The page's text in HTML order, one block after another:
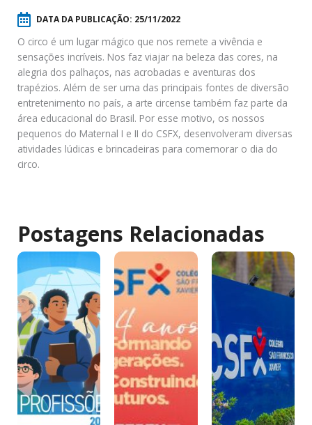
DATA DA PUBLICAÇÃO: 25/11/2022
O circo é um lugar mágico que nos remete a vivência e
sensações incríveis. Nos faz viajar na beleza das cores, na
alegria dos palhaços, nas acrobacias e aventuras dos
trapézios. Além de ser uma das principais fontes de diversão
entretenimento no país, a arte circense também faz parte da
área educacional do Brasil. Por esse motivo, os nossos
pequenos do Maternal I e II do CSFX, desenvolveram diversas
atividades lúdicas e brincadeiras para comemorar o dia do
circo.
Postagens Relacionadas